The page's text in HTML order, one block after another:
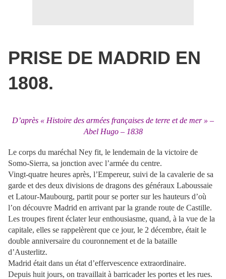
PRISE DE MADRID EN
1808.
D’après « Histoire des armées françaises de terre et de mer » –
Abel Hugo – 1838
Le corps du maréchal Ney fit, le lendemain de la victoire de
Somo-Sierra, sa jonction avec l’armée du centre.
Vingt-quatre heures après, l’Empereur, suivi de la cavalerie de sa
garde et des deux divisions de dragons des généraux Laboussaie
et Latour-Maubourg, partit pour se porter sur les hauteurs d’où
l’on découvre Madrid en arrivant par la grande route de Castille.
Les troupes firent éclater leur enthousiasme, quand, à la vue de la
capitale, elles se rappelèrent que ce jour, le 2 décembre, était le
double anniversaire du couronnement et de la bataille
d’Austerlitz.
Madrid était dans un état d’effervescence extraordinaire.
Depuis huit jours, on travaillait à barricader les portes et les rues.